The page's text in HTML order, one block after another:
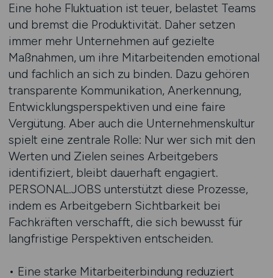
Eine hohe Fluktuation ist teuer, belastet Teams
und bremst die Produktivität. Daher setzen
immer mehr Unternehmen auf gezielte
Maßnahmen, um ihre Mitarbeitenden emotional
und fachlich an sich zu binden. Dazu gehören
transparente Kommunikation, Anerkennung,
Entwicklungsperspektiven und eine faire
Vergütung. Aber auch die Unternehmenskultur
spielt eine zentrale Rolle: Nur wer sich mit den
Werten und Zielen seines Arbeitgebers
identifiziert, bleibt dauerhaft engagiert.
PERSONAL.JOBS unterstützt diese Prozesse,
indem es Arbeitgebern Sichtbarkeit bei
Fachkräften verschafft, die sich bewusst für
langfristige Perspektiven entscheiden.
• Eine starke Mitarbeiterbindung reduziert